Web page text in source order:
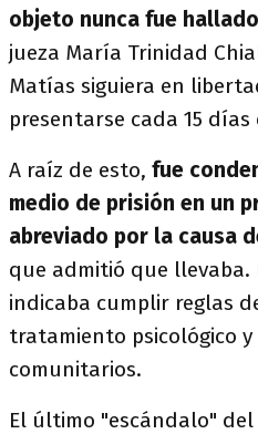
objeto nunca fue hallado
jueza María Trinidad
Matías siguiera en
presentarse cada 15
A raíz de esto, fue
medio de prisión en un
abreviado por la causa
que admitió que llevaba.
indicaba cumplir reglas
tratamiento psicológico
comunitarios.
El último "escándalo"